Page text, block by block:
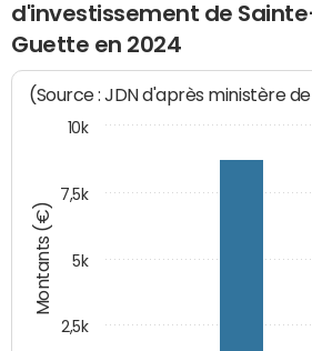
d'investissement de
Guette en 2024
Montants (€)
(Source : JDN d'après ministère
10k
2,5k
5k
7,5k